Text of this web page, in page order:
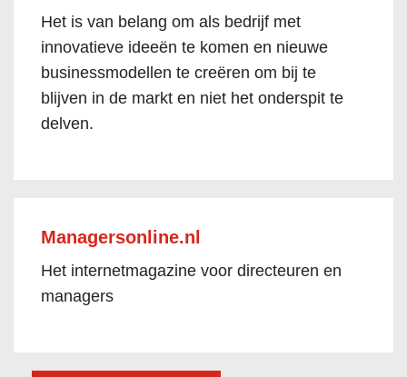
Het is van belang om als bedrijf met
innovatieve ideeën te komen en nieuwe
businessmodellen te creëren om bij te
blijven in de markt en niet het onderspit te
delven.
Managersonline.nl
Het internetmagazine voor directeuren en
managers